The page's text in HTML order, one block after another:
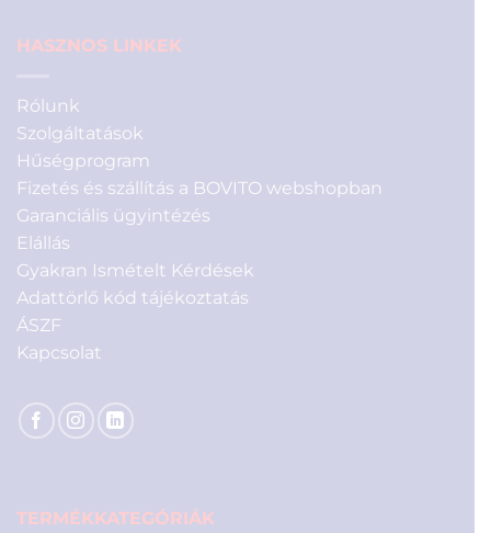
HASZNOS LINKEK
Rólunk
Szolgáltatások
Hűségprogram
Fizetés és szállítás a BOVITO webshopban
Garanciális ügyintézés
Elállás
Gyakran Ismételt Kérdések
Adattörlő kód tájékoztatás
ÁSZF
Kapcsolat
TERMÉKKATEGÓRIÁK